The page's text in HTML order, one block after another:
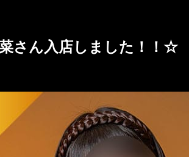
さん入店しました！！☆